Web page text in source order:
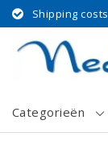
Shipping costs
Categorieën